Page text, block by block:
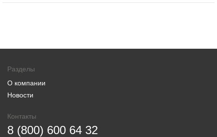
Разделы
О компании
Новости
Контакты
8 (800) 600 64 32